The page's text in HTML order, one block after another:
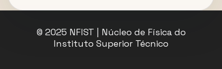
© 2025 NFIST | Núcleo de Física do
Instituto Superior Técnico